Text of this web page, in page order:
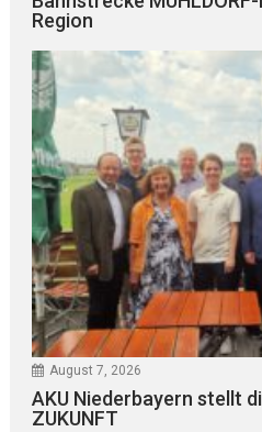
Region
August 7, 2026
AKU Niederbayern stellt
ZUKUNFT